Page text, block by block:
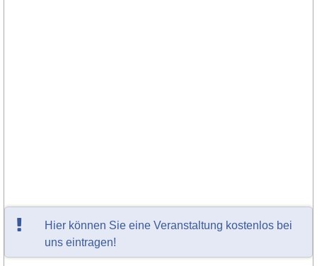
Hier können Sie eine Veranstaltung kostenlos bei
uns eintragen!